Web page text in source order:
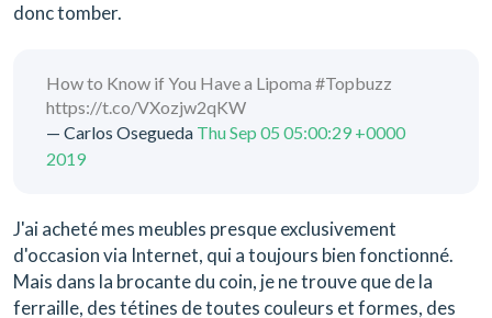
donc tomber.
How to Know if You Have a Lipoma #Topbuzz
https://t.co/VXozjw2qKW
— Carlos Osegueda Thu Sep 05 05:00:29 +0000
2019
J'ai acheté mes meubles presque exclusivement
d'occasion via Internet, qui a toujours bien fonctionné.
Mais dans la brocante du coin, je ne trouve que de la
ferraille, des tétines de toutes couleurs et formes, des